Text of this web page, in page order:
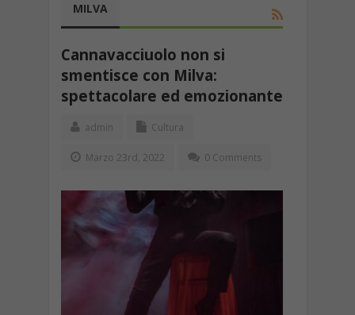
MILVA
Cannavacciuolo non si
smentisce con Milva:
spettacolare ed emozionante
admin Cultura
Marzo 23rd, 2022 0 Comments